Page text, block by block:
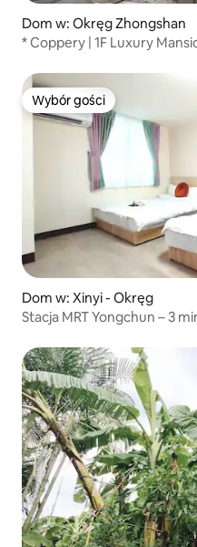
Dom w: Okręg Zhongshan
* Coppery | 1F Luxury
Market/Low Floor
Wybór gości
Wybór gości
Dom w: Xinyi - Okręg
Stacja MRT Yongchun – 3
Balkon / Pralka